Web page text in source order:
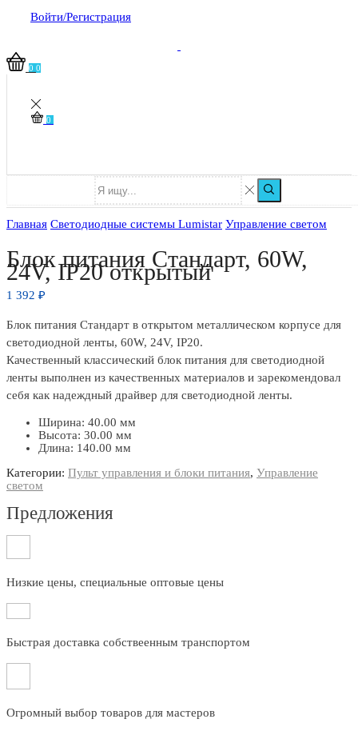
Войти/Регистрация
0 0
0
Главная Светодиодные системы Lumistar Управление светом
Блок питания Стандарт, 60W,
24V, IP20 открытый
1 392 ₽
Блок питания Стандарт в открытом металлическом корпусе для
светодиодной ленты, 60W, 24V, IP20.
Качественный классический блок питания для светодиодной
ленты выполнен из качественных материалов и зарекомендовал
себя как надеждный драйвер для светодиодной ленты.
Ширина: 40.00 мм
Высота: 30.00 мм
Длина: 140.00 мм
Категории: Пульт управления и блоки питания, Управление
светом
Предложения
Низкие цены, специальные оптовые цены
Быстрая доставка собствеенным транспортом
Огромный выбор товаров для мастеров